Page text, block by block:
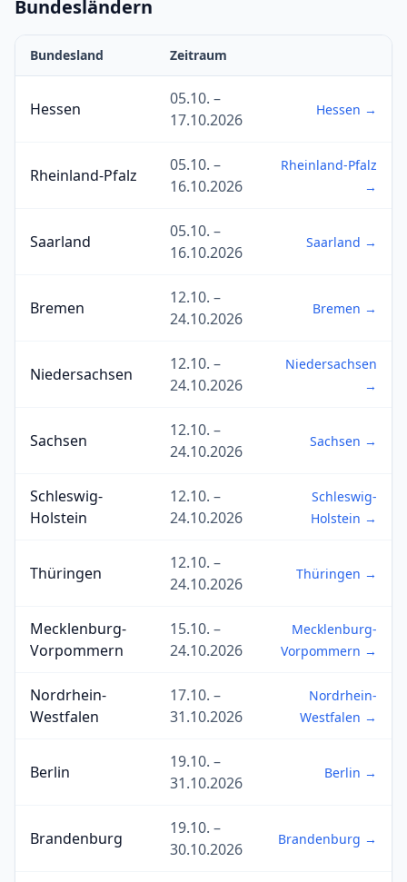
Bundesländern
Bundesland Zeitraum
Hessen
05.10. –
17.10.2026
Hessen →
Rheinland-Pfalz
05.10. –
16.10.2026
Rheinland-Pfalz
→
Saarland
05.10. –
16.10.2026
Saarland →
Bremen
12.10. –
24.10.2026
Bremen →
Niedersachsen
12.10. –
24.10.2026
Niedersachsen
→
Sachsen
12.10. –
24.10.2026
Sachsen →
Schleswig-
Holstein
12.10. –
24.10.2026
Schleswig-
Holstein →
Thüringen
12.10. –
24.10.2026
Thüringen →
Mecklenburg-
Vorpommern
15.10. –
24.10.2026
Mecklenburg-
Vorpommern →
Nordrhein-
Westfalen
17.10. –
31.10.2026
Nordrhein-
Westfalen →
Berlin
19.10. –
31.10.2026
Berlin →
Brandenburg
19.10. –
30.10.2026
Brandenburg →